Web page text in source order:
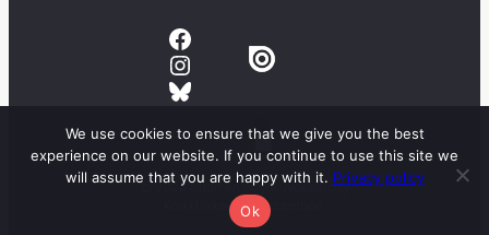
Facebook
Instagram
Bluesky
© 2023 Suomen sarjakuvaseura ry
Kaikki oikeudet pidätetään.
We use cookies to ensure that we give you the best
experience on our website. If you continue to use this site we
will assume that you are happy with it. Privacy policy
Ok